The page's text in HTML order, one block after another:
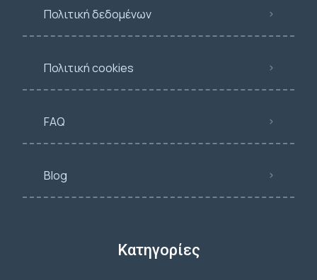
Πολιτική δεδομένων
Πολιτική cookies
FAQ
Blog
Κατηγορίες